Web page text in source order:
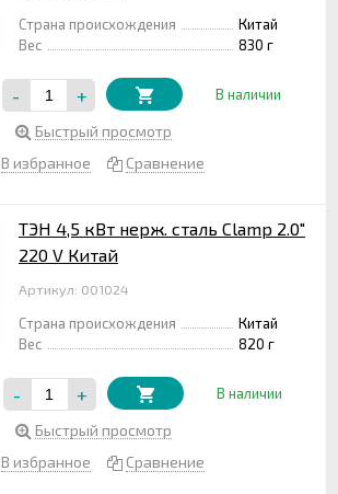
Страна происхождения
Китай
Вес
830 г
- + В наличии
Быстрый просмотр
В избранное
Сравнение
ТЭН 4,5 кВт нерж. сталь Clamp 2.0"
220 V Китай
Артикул: 001024
Страна происхождения
Китай
Вес
820 г
- + В наличии
Быстрый просмотр
В избранное
Сравнение